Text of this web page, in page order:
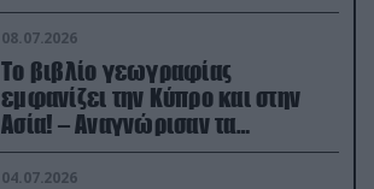
08.07.2026
Το βιβλίο γεωγραφίας
εμφανίζει την Κύπρο και στην
Ασία! – Αναγνώρισαν τα
κατεχόμενα; (φωτο)
04.07.2026